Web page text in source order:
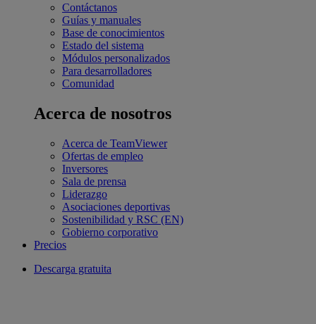
Contáctanos
Guías y manuales
Base de conocimientos
Estado del sistema
Módulos personalizados
Para desarrolladores
Comunidad
Acerca de nosotros
Acerca de TeamViewer
Ofertas de empleo
Inversores
Sala de prensa
Liderazgo
Asociaciones deportivas
Sostenibilidad y RSC (EN)
Gobierno corporativo
Precios
Descarga gratuita